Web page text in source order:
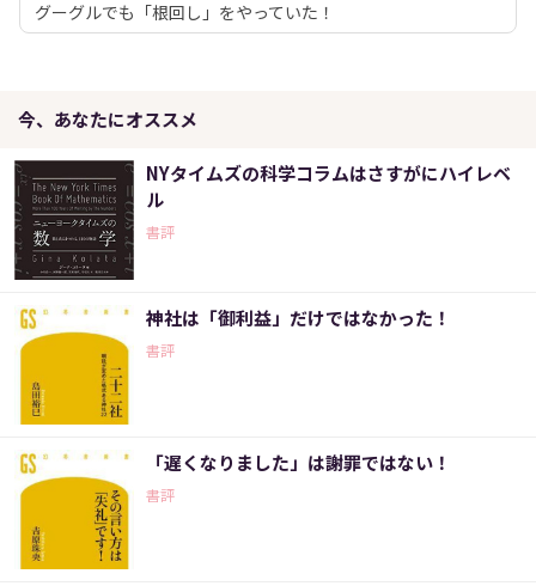
グーグルでも「根回し」をやっていた！
今、あなたにオススメ
NYタイムズの科学コラムはさすがにハイレベ
ル
書評
神社は「御利益」だけではなかった！
書評
「遅くなりました」は謝罪ではない！
書評